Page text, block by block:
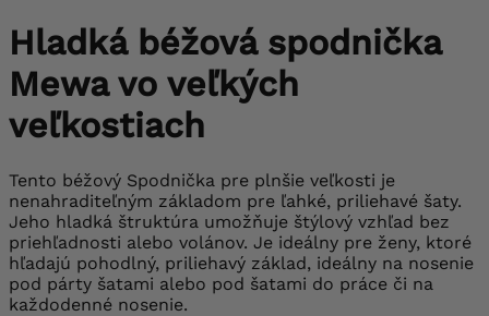
Hladká béžová spodnička
Mewa vo veľkých
veľkostiach
Tento béžový Spodnička pre plnšie veľkosti je
nenahraditeľným základom pre ľahké, priliehavé šaty.
Jeho hladká štruktúra umožňuje štýlový vzhľad bez
priehľadnosti alebo volánov. Je ideálny pre ženy, ktoré
hľadajú pohodlný, priliehavý základ, ideálny na nosenie
pod párty šatami alebo pod šatami do práce či na
každodenné nosenie.